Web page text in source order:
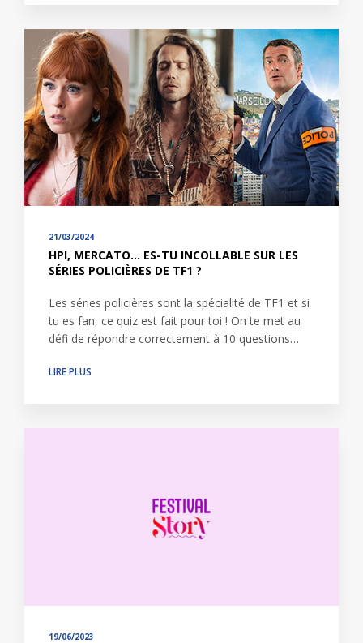
21/03/2024
HPI, MERCATO... ES-TU INCOLLABLE SUR LES
SÉRIES POLICIÈRES DE TF1 ?
Les séries policières sont la spécialité de TF1 et si
tu es fan, ce quiz est fait pour toi ! On te met au
défi de répondre correctement à 10 questions…
LIRE PLUS
19/06/2023